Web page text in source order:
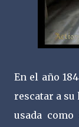
En el año
rescatar a su
usada